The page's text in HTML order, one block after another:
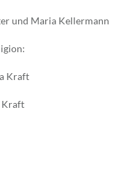
und Maria Kellermann
Kraft
Kraft